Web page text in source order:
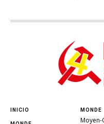
INICIO MONDE